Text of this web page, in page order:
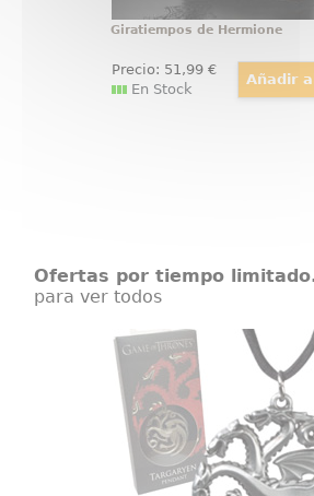
Giratiempos de Hermione
Precio: 51 ,99€
En Stock
Ofertas por tiempo
para ver todos
Colgante Targaryen Sigil
Juego
Réplica Oficial del
Targaryen Sigil Costume
en la serie de Televisión
de Tronos. El
realizado en metal,
grabado de un dragón